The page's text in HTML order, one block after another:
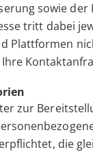
sowie
tritt dabei
Plattformen
zur
die